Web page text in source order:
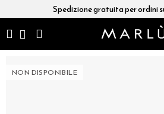
Spedizione gratuita per ordini
NON DISPONIBILE